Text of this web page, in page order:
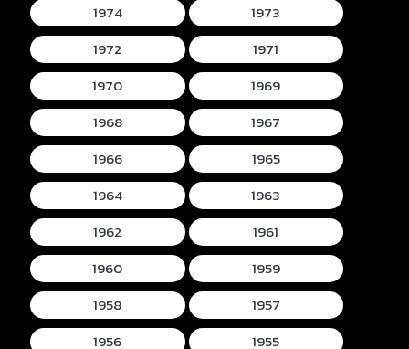
1974
1973
1972
1971
1970
1969
1968
1967
1966
1965
1964
1963
1962
1961
1960
1959
1958
1957
1956
1955